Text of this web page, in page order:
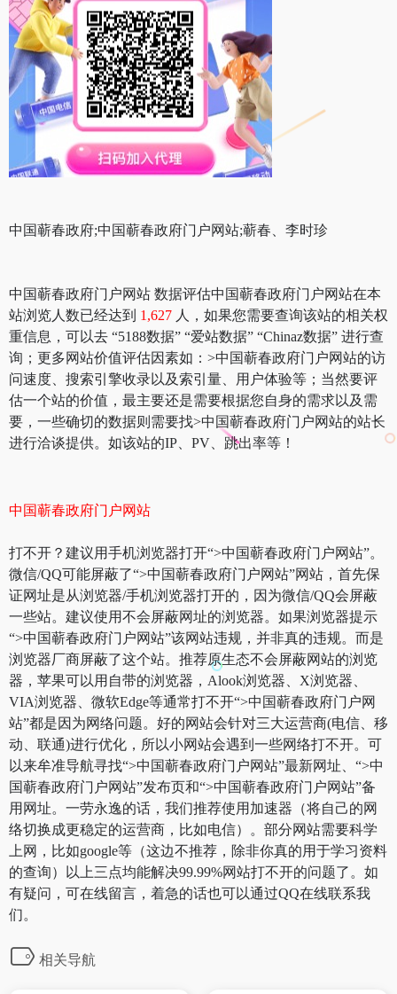
中国蕲春政府;中国蕲春政府门户网站;蕲春、李时珍
中国蕲春政府门户网站 数据评估中国蕲春政府门户网站在本
站浏览人数已经达到 1,627 人，如果您需要查询该站的相关权
重信息，可以去 “5188数据” “爱站数据” “Chinaz数据” 进行查
询；更多网站价值评估因素如：>中国蕲春政府门户网站的访
问速度、搜索引擎收录以及索引量、用户体验等；当然要评
估一个站的价值，最主要还是需要根据您自身的需求以及需
要，一些确切的数据则需要找>中国蕲春政府门户网站的站长
进行洽谈提供。如该站的IP、PV、跳出率等！
中国蕲春政府门户网站
打不开？建议用手机浏览器打开“>中国蕲春政府门户网站”。
微信/QQ可能屏蔽了“>中国蕲春政府门户网站”网站，首先保
证网址是从浏览器/手机浏览器打开的，因为微信/QQ会屏蔽
一些站。建议使用不会屏蔽网址的浏览器。如果浏览器提示
“>中国蕲春政府门户网站”该网站违规，并非真的违规。而是
浏览器厂商屏蔽了这个站。推荐原生态不会屏蔽网站的浏览
器，苹果可以用自带的浏览器，Alook浏览器、X浏览器、
VIA浏览器、微软Edge等通常打不开“>中国蕲春政府门户网
站”都是因为网络问题。好的网站会针对三大运营商(电信、移
动、联通)进行优化，所以小网站会遇到一些网络打不开。可
以来牟准导航寻找“>中国蕲春政府门户网站”最新网址、“>中
国蕲春政府门户网站”发布页和“>中国蕲春政府门户网站”备
用网址。一劳永逸的话，我们推荐使用加速器（将自己的网
络切换成更稳定的运营商，比如电信）。部分网站需要科学
上网，比如google等（这边不推荐，除非你真的用于学习资料
的查询）以上三点均能解决99.99%网站打不开的问题了。如
有疑问，可在线留言，着急的话也可以通过QQ在线联系我
们。
相关导航